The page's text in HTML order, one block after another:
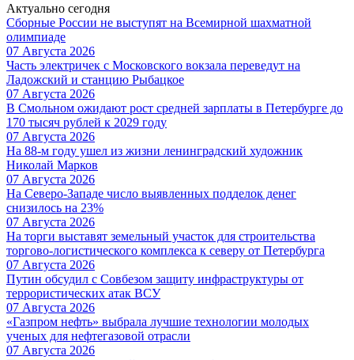
Актуально сегодня
Сборные России не выступят на Всемирной шахматной
олимпиаде
07 Августа 2026
Часть электричек с Московского вокзала переведут на
Ладожский и станцию Рыбацкое
07 Августа 2026
В Смольном ожидают рост средней зарплаты в Петербурге до
170 тысяч рублей к 2029 году
07 Августа 2026
На 88-м году ушел из жизни ленинградский художник
Николай Марков
07 Августа 2026
На Северо-Западе число выявленных подделок денег
снизилось на 23%
07 Августа 2026
На торги выставят земельный участок для строительства
торгово-логистического комплекса к северу от Петербурга
07 Августа 2026
Путин обсудил с Совбезом защиту инфраструктуры от
террористических атак ВСУ
07 Августа 2026
«Газпром нефть» выбрала лучшие технологии молодых
ученых для нефтегазовой отрасли
07 Августа 2026